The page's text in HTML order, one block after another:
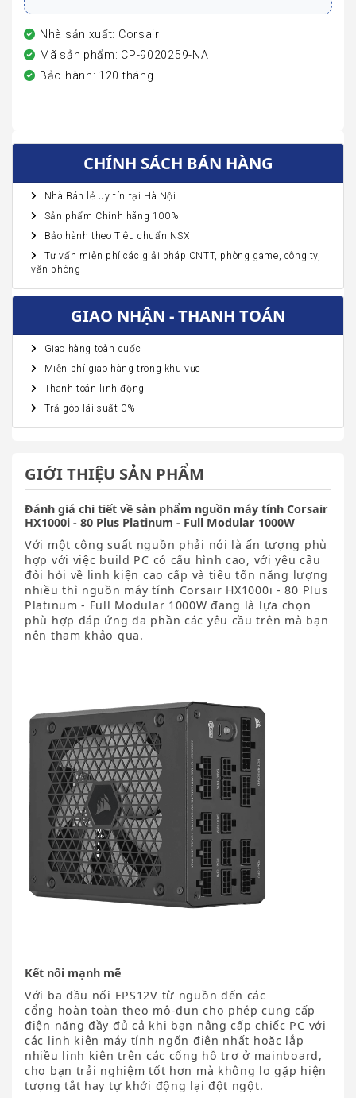
Nhà sản xuất: Corsair
Mã sản phẩm: CP-9020259-NA
Bảo hành: 120 tháng
CHÍNH SÁCH BÁN HÀNG
Nhà Bán lẻ Uy tín tại Hà Nội
Sản phẩm Chính hãng 100%
Bảo hành theo Tiêu chuẩn NSX
Tư vấn miễn phí các giải pháp CNTT, phòng game, công ty,
văn phòng
GIAO NHẬN - THANH TOÁN
Giao hàng toàn quốc
Miễn phí giao hàng trong khu vực
Thanh toán linh động
Trả góp lãi suất 0%
GIỚI THIỆU SẢN PHẨM
Đánh giá chi tiết về sản phẩm nguồn máy tính Corsair
HX1000i - 80 Plus Platinum - Full Modular 1000W
Với một công suất nguồn phải nói là ấn tượng phù
hợp với việc build PC có cấu hình cao, với yêu cầu
đòi hỏi về linh kiện cao cấp và tiêu tốn năng lượng
nhiều thì nguồn máy tính Corsair HX1000i - 80 Plus
Platinum - Full Modular 1000W đang là lựa chọn
phù hợp đáp ứng đa phần các yêu cầu trên mà bạn
nên tham khảo qua.
Kết nối mạnh mẽ
Với ba đầu nối EPS12V từ nguồn đến các
cổng hoàn toàn theo mô-đun cho phép cung cấp
điện năng đầy đủ cả khi bạn nâng cấp chiếc PC với
các linh kiện máy tính ngốn điện nhất hoặc lắp
nhiều linh kiện trên các cổng hỗ trợ ở mainboard,
cho bạn trải nghiệm tốt hơn mà không lo gặp hiện
tượng tắt hay tự khởi động lại đột ngột.